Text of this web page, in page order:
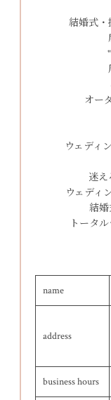
結婚式・
オー
ウェディ
迷え
ウェディ
結婚
トータ
name
address
business hours